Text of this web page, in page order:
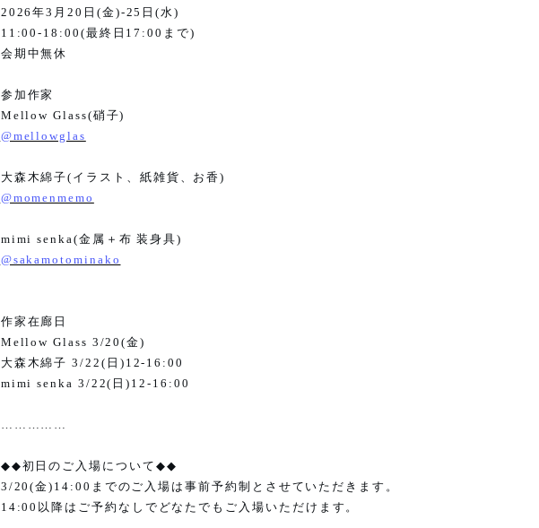
2026年3 月20 日 (金)-25 日(水)
11:00-18:00(最終日 17:00 まで)
会期中無休
参加作家
Mellow Glass(硝子)
@mellowglas
大森木綿子( イラスト、紙雑貨、お香)
@momenmemo
mimi senka(金属＋布 装身具)
@sakamotominako
作家在廊日
Mellow Glass 3/20(金)
大森木綿子 3/22( 日 )12-16:00
mimi senka 3/22( 日)12-16:00
……………
◆◆初日のご入場について ◆◆
3/20(金)14:00 までのご入場は事前予約制とさせていただきます。
14:00 以降はご予約なしでどなたでもご入場いただけます。